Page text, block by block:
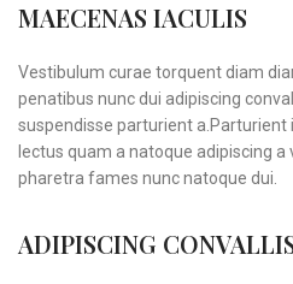
MAECENAS IACULIS
Vestibulum curae torquent diam
penatibus nunc dui adipiscing
suspendisse parturient a.Parturient
lectus quam a natoque adipiscing
pharetra fames nunc natoque dui.
ADIPISCING